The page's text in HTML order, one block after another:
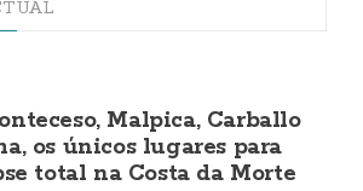
Malpica, Carballo
os únicos lugares para
total na Costa da Morte